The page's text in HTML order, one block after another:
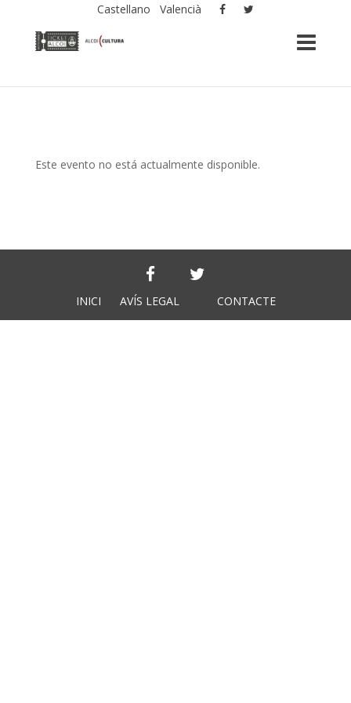
Castellano Valencià
Este evento no está actualmente disponible.
INICI AVÍS LEGAL CONTACTE